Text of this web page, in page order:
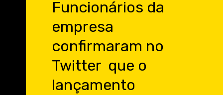
Funcionários da
empresa
confirmaram no
Twitter que o
lançamento